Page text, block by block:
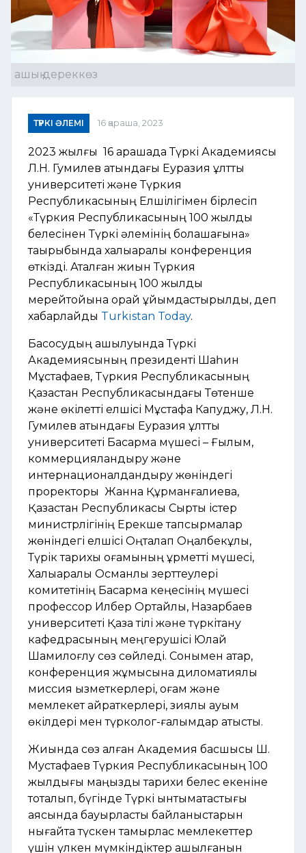
ашық дереккөз
ТҮРКІ ӘЛЕМІ 16 қараша, 2023
2023 жылғы 16 қарашада Түркі Академиясы
Л.Н. Гумилев атындағы Еуразия ұлттық
университеті және Түркия
Республикасының Елшілігімен бірлесіп
«Түркия Республикасының 100 жылдық
белесінен Түркі әлемінің болашағына»
тақырыбында халықаралық конференция
өткізді. Аталған жиын Түркия
Республикасының 100 жылдық
мерейтойына орай ұйымдастырылды, деп
хабарлайды Turkistan Today.
Басқосудың ашылуында Түркі
Академиясының президенті Шаһин
Мұстафаев, Tүркия Республикасының
Қазақстан Республикасындағы Төтенше
және өкілетті елшісі Mұстафа Капуджу, Л.Н.
Гумилев атындағы Еуразия ұлттық
университеті Басқарма мүшесі – Ғылым,
коммерцияландыру және
интернационалдандыру жөніндегі
проректоры Жанна Құрманғалиева,
Қазақстан Республикасы Сыртқы істер
министрлігінің Ерекше тапсырмалар
жөніндегі елшісі Оңталап Оңалбекұлы,
Түрік тарихы қоғамының құрметті мүшесі,
Халықаралық Османлы зерттеулері
комитетінің Басқарма кеңесінің мүшесі
профессор Илбер Ортайлы, Назарбаев
университеті Қазақ тілі және түркітану
кафедрасының меңгерушісі Юлай
Шамилоғлу сөз сөйледі. Сонымен қатар,
конференция жұмысына диломатиялық
миссия қызметкерлері, қоғам және
мемлекет қайраткерлері, зиялы қауым
өкілдері мен түрколог-ғалымдар қатысты.
Жиында сөз алған Академия басшысы Ш.
Мустафаев Түркия Республикасының 100
жылдығы маңызды тарихи белес екеніне
тоқталып, бүгінде Түркі ынтымақтастығы
аясында бауырластық байланыстарын
нығайта түскен тамырлас мемлекеттер
үшін үлкен мүмкіндіктер ашылғанын